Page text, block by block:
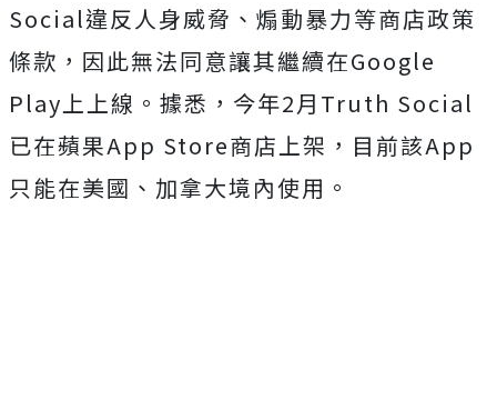
Social違反人身威脅、煽動暴力等商店政策
條款，因此無法同意讓其繼續在Google
Play上上線。據悉，今年2月Truth Social
已在蘋果App Store商店上架，目前該App
只能在美國、加拿大境內使用。